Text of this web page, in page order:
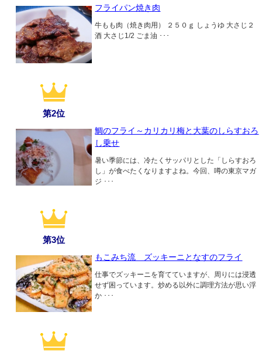
フライパン焼き肉
牛もも肉（焼き肉用） ２５０ｇ しょうゆ 大さじ２
酒 大さじ1/2 ごま油 ･･･
第2位
鯛のフライ～カリカリ梅と大葉のしらすおろ
し乗せ
暑い季節には、冷たくサッパリとした「しらすおろ
し」が食べたくなりますよね。今回、噂の東京マガ
ジ ･･･
第3位
もこみち流 ズッキーニとなすのフライ
仕事でズッキーニを育てていますが、周りには浸透
せず困っています。炒める以外に調理方法が思い浮
か ･･･